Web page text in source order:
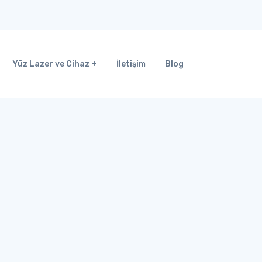
Yüz Lazer ve Cihaz İletişim Blog